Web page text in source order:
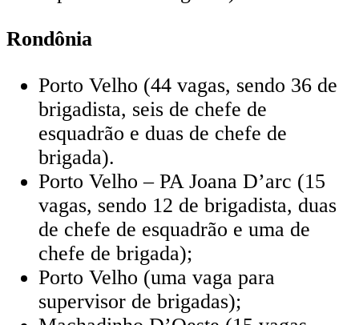
Rondônia
Porto Velho (44 vagas, sendo 36 de
brigadista, seis de chefe de
esquadrão e duas de chefe de
brigada).
Porto Velho – PA Joana D’arc (15
vagas, sendo 12 de brigadista, duas
de chefe de esquadrão e uma de
chefe de brigada);
Porto Velho (uma vaga para
supervisor de brigadas);